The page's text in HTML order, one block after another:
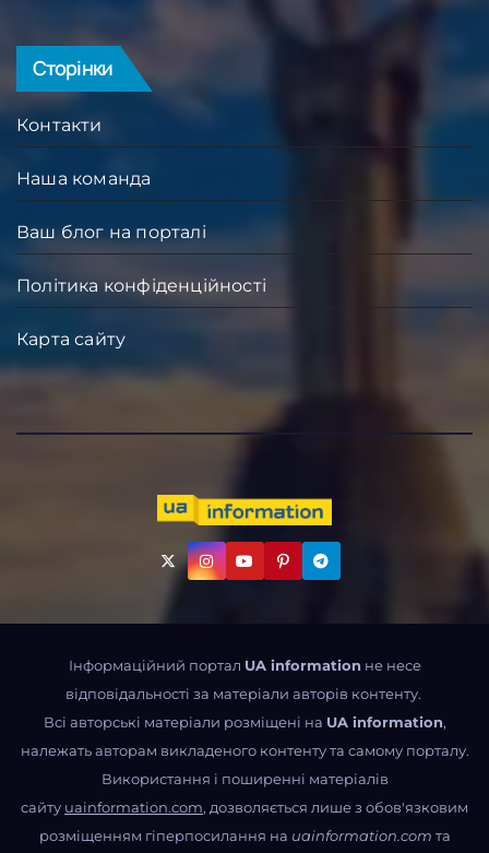
Сторінки
Контакти
Наша команда
Ваш блог на порталі
Політика конфіденційності
Карта сайту
Інформаційний портал UA information не несе
відповідальності за матеріали авторів контенту.
Всі авторські матеріали розміщені на UA information,
належать авторам викладеного контенту та самому порталу.
Використання і поширенні матеріалів
сайту uainformation.com, дозволяється лише з обов'язковим
розміщенням гіперпосилання на uainformation.com та